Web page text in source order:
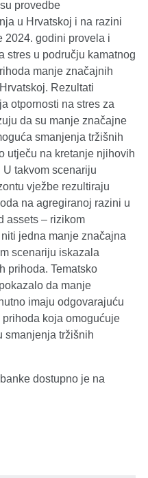
provedbe
u Hrvatskoj i na razini
2024. godini provela i
stres u području kamatnog
manje značajnih
Rezultati
otpornosti na stres za
da su manje značajne
smanjenja tržišnih
utječu na kretanje njihovih
takvom scenariju
vježbe rezultiraju
na agregiranoj razini u
assets – rizikom
jedna manje značajna
scenariju iskazala
prihoda. Tematsko
da manje
imaju odgovarajuću
koja omogućuje
smanjenja tržišnih
dostupno je na